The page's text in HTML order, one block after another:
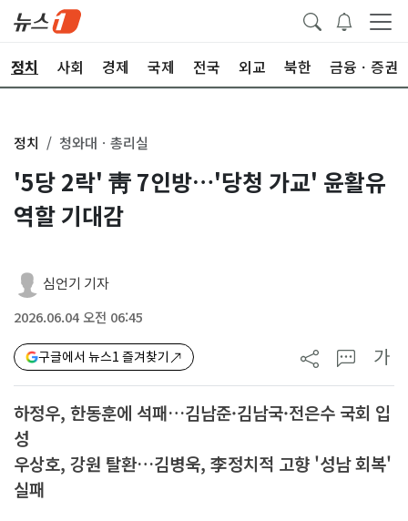
정치 사회 경제 국제 전국 외교 북한 금융ㆍ증권
정치 청와대ㆍ총리실
'5당 2락' 靑 7인방…'당청 가교' 윤활유
역할 기대감
심언기 기자
2026.06.04 오전 06:45
구글에서 뉴스1 즐겨찾기 가
하정우, 한동훈에 석패…김남준·김남국·전은수 국회 입
성
우상호, 강원 탈환…김병욱, 李정치적 고향 '성남 회복'
실패